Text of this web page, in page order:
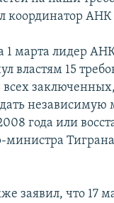
координатор АНК
1 марта лидер
властям 15
всех
года или
министра
заявил, что 17